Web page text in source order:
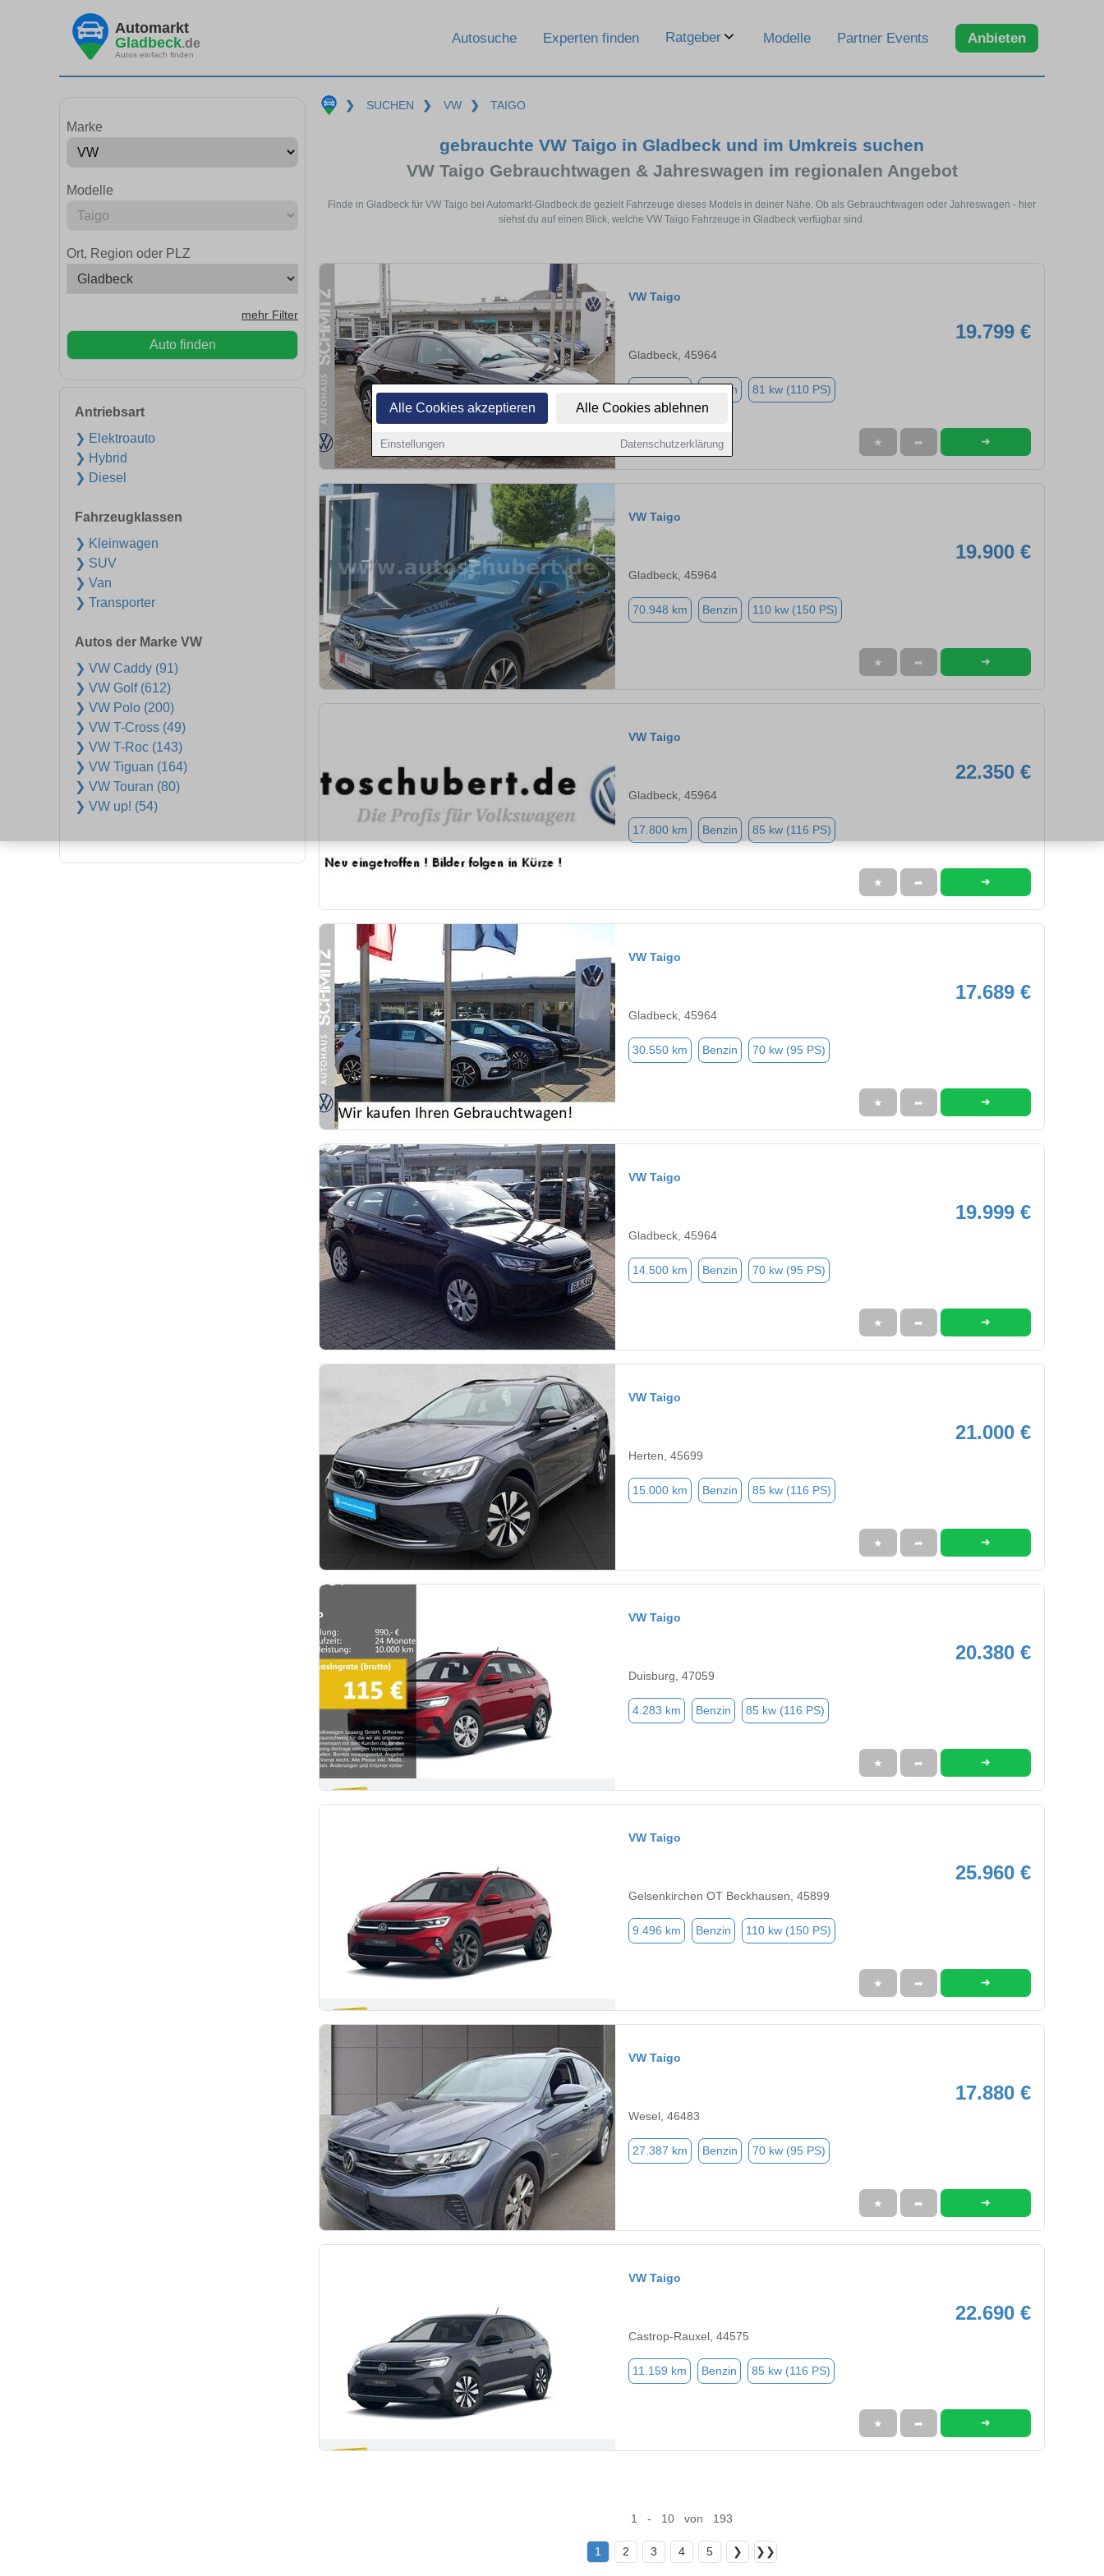
Alle Cookies akzeptieren Alle Cookies ablehnen
Einstellungen Datenschutzerklärung
Automarkt
Gladbeck.de
Autos einfach finden
Autosuche Experten finden Ratgeber Modelle Partner Events Anbieten
Marke
Modelle
Ort, Region oder PLZ
mehr Filter
Auto finden
Antriebsart
❯ Elektroauto
❯ Hybrid
❯ Diesel
Fahrzeugklassen
❯ Kleinwagen
❯ SUV
❯ Van
❯ Transporter
Autos der Marke VW
❯ VW Caddy (91)
❯ VW Golf (612)
❯ VW Polo (200)
❯ VW T-Cross (49)
❯ VW T-Roc (143)
❯ VW Tiguan (164)
❯ VW Touran (80)
❯ VW up! (54)
❯ SUCHEN ❯ VW ❯ TAIGO
gebrauchte VW Taigo in Gladbeck und im Umkreis suchen
VW Taigo Gebrauchtwagen & Jahreswagen im regionalen Angebot
Finde in Gladbeck für VW Taigo bei Automarkt-Gladbeck.de gezielt Fahrzeuge dieses Models in deiner Nähe. Ob als Gebrauchtwagen oder Jahreswagen - hier
siehst du auf einen Blick, welche VW Taigo Fahrzeuge in Gladbeck verfügbar sind.
VW Taigo
19.799 €
Gladbeck, 45964
Benzin 81 kw (110 PS)
★ ➦ ➜
VW Taigo
19.900 €
Gladbeck, 45964
70.948 km Benzin 110 kw (150 PS)
★ ➦ ➜
VW Taigo
22.350 €
Gladbeck, 45964
17.800 km Benzin 85 kw (116 PS)
★ ➦ ➜
VW Taigo
17.689 €
Gladbeck, 45964
30.550 km Benzin 70 kw (95 PS)
★ ➦ ➜
VW Taigo
19.999 €
Gladbeck, 45964
14.500 km Benzin 70 kw (95 PS)
★ ➦ ➜
VW Taigo
21.000 €
Herten, 45699
15.000 km Benzin 85 kw (116 PS)
★ ➦ ➜
VW Taigo
20.380 €
Duisburg, 47059
4.283 km Benzin 85 kw (116 PS)
★ ➦ ➜
VW Taigo
25.960 €
Gelsenkirchen OT Beckhausen, 45899
9.496 km Benzin 110 kw (150 PS)
★ ➦ ➜
VW Taigo
17.880 €
Wesel, 46483
27.387 km Benzin 70 kw (95 PS)
★ ➦ ➜
VW Taigo
22.690 €
Castrop-Rauxel, 44575
11.159 km Benzin 85 kw (116 PS)
★ ➦ ➜
1 - 10 von 193
1 2 3 4 5 ❯ ❯❯